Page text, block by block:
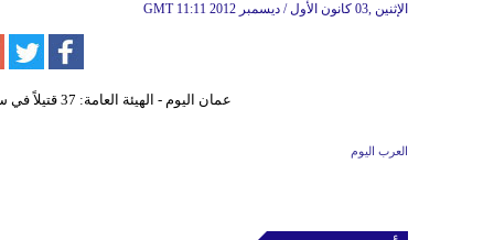
GMT 11:11 2012 الإثنين ,03 كانون الأول / ديسمبر
العرب اليوم